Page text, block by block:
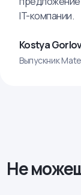
IT-компании.
Kostya
Выпускник
Не